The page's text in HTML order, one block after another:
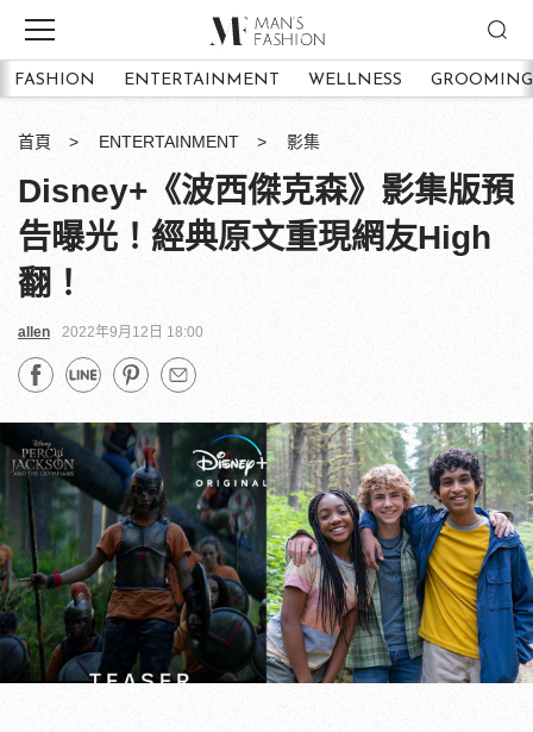
FASHION ENTERTAINMENT WELLNESS GROOMING
首頁 ENTERTAINMENT 影集
Disney+《波西傑克森》影集版預
告曝光！經典原文重現網友High
翻！
allen 2022年9月12日 18:00